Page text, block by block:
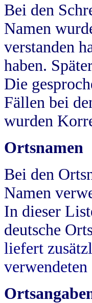
Bei den
Namen
verstanden
haben.
Die
Fällen bei
wurden
Ortsnamen
Bei den
Namen
In dieser
deutsche
liefert